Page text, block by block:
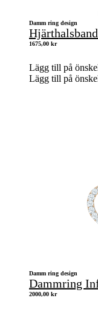
Damm ring design
1675,00 kr
Lägg till på
Lägg till på
Damm ring design
Dammring
2000,00 kr